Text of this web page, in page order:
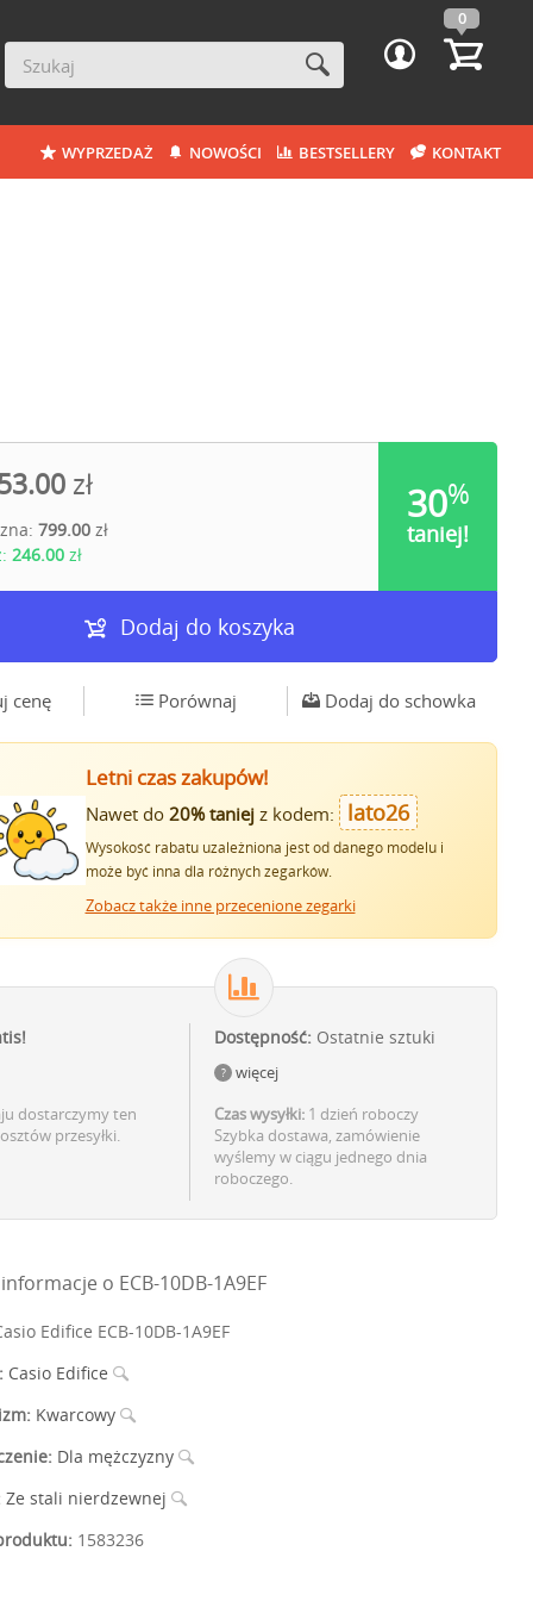
0
WYPRZEDAŻ NOWOŚCI BESTSELLERY KONTAKT
zł
799.00zł
246.00zł
30%
taniej!
Dodaj do koszyka
cenę Porównaj Dodaj do schowka
Letni czas zakupów!
Nawet do 20% taniejz kodem: lato26
Wysokość rabatu uzależniona jest od danego modelu i
może być inna dla różnych zegarków.
Zobacz także inne przecenione zegarki
dostarczymy ten
przesyłki.
Dostępność: Ostatnie sztuki
więcej
Czas wysyłki: 1 dzień roboczy
Szybka dostawa, zamówienie
wyślemy w ciągu jednego dnia
roboczego.
o ECB-10DB-1A9EF
Edifice ECB-10DB-1A9EF
Casio Edifice
Kwarcowy
Dla mężczyzny
Ze stali nierdzewnej
1583236